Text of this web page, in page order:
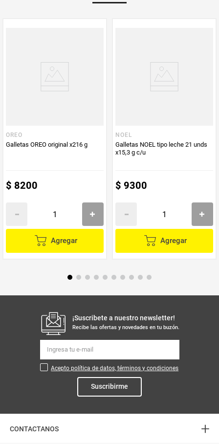
OREO
Galletas OREO original x216 g
$ 8200
Agregar
NOEL
Galletas NOEL tipo leche 21 unds
x15,3 g c/u
$ 9300
Agregar
¡Suscribete a nuestro newsletter!
Recibe las ofertas y novedades en tu buzón.
Acepto política de datos, términos y condiciones
Suscribirme
CONTACTANOS +